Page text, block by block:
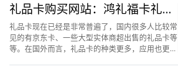
惧和尴尬来说，观影给...
礼品卡购买网站：鸿礼福卡礼品
卡解读
礼品卡现在已经是非常普遍了，国内很多人比较常
见的有京东卡、一些大型实体商超出售的礼品卡等
等。在国外而言，礼品卡的种类更多，应用也更加